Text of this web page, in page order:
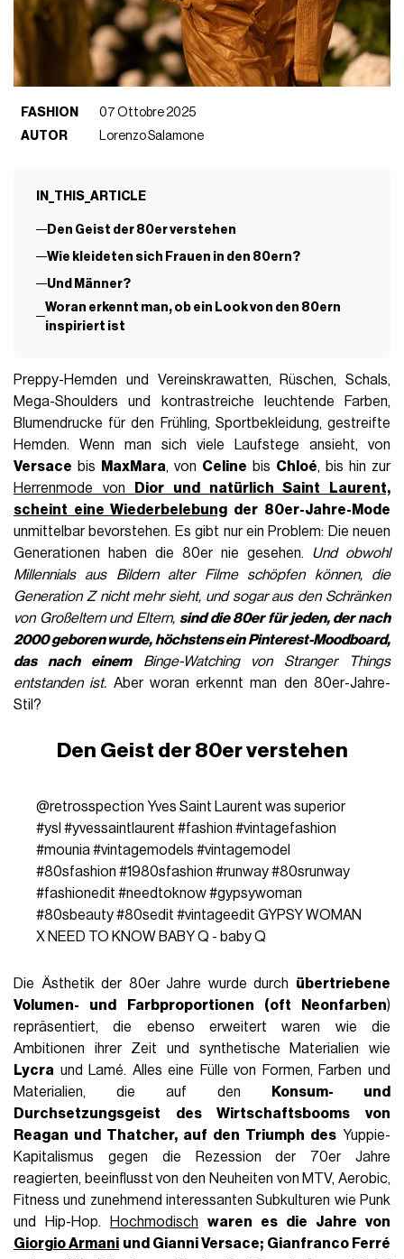
FASHION
07 Ottobre 2025
AUTOR
Lorenzo Salamone
IN_THIS_ARTICLE
Den Geist der 80er verstehen
Wie kleideten sich Frauen in den 80ern?
Und Männer?
Woran erkennt man, ob ein Look von den 80ern
inspiriert ist
Preppy-Hemden und Vereinskrawatten, Rüschen, Schals,
Mega-Shoulders und kontrastreiche leuchtende Farben,
Blumendrucke für den Frühling, Sportbekleidung, gestreifte
Hemden. Wenn man sich viele Laufstege ansieht, von
Versace bis MaxMara, von Celine bis Chloé, bis hin zur
Herrenmode von
Dior und natürlich Saint Laurent,
scheint eine Wiederbelebung der 80er-Jahre-Mode
unmittelbar bevorstehen. Es gibt nur ein Problem: Die neuen
Generationen haben die 80er nie gesehen. Und obwohl
Millennials aus Bildern alter Filme schöpfen können, die
Generation Z nicht mehr sieht, und sogar aus den Schränken
von Großeltern und Eltern, sind die 80er für jeden, der nach
2000 geboren wurde, höchstens ein Pinterest-Moodboard,
das nach einemBinge-Watching von Stranger Things
entstanden ist. Aber woran erkennt man den 80er-Jahre-
Stil?
Den Geist der 80er verstehen
@retrosspection Yves Saint Laurent was superior
#ysl #yvessaintlaurent #fashion #vintagefashion
#mounia#vintagemodels #vintagemodel
#80sfashion #1980sfashion #runway#80srunway
#fashionedit #needtoknow#gypsywoman
#80sbeauty#80sedit #vintageedit GYPSY WOMAN
X NEED TO KNOW BABY Q - baby Q
Die Ästhetik der 80er Jahre wurde durch übertriebene
Volumen- und Farbproportionen (oft Neonfarben)
repräsentiert, die ebenso erweitert waren wie die
Ambitionen ihrer Zeit und synthetische Materialien wie
Lycra und Lamé. Alles eine Fülle von Formen, Farben und
Materialien, die auf den
Konsum- und
Durchsetzungsgeist des Wirtschaftsbooms von
Reagan und Thatcher, auf den Triumph desYuppie-
Kapitalismus gegen die Rezession der 70er Jahre
reagierten, beeinflusst von den Neuheiten von MTV, Aerobic,
Fitness und zunehmend interessanten Subkulturen wie Punk
und Hip-Hop.
Hochmodisch waren es die Jahre von
Giorgio Armani und Gianni Versace; GianfrancoFerré